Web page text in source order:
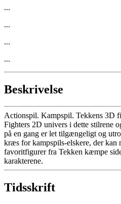
...
...
...
...
Beskrivelse
Actionspil. Kampspil. Tekkens 3D
Fighters 2D univers i dette stilrene
på en gang er let tilgængeligt og
kræs for kampspils-elskere, der kan
favoritfigurer fra Tekken kæmpe
karakterene.
Tidsskrift